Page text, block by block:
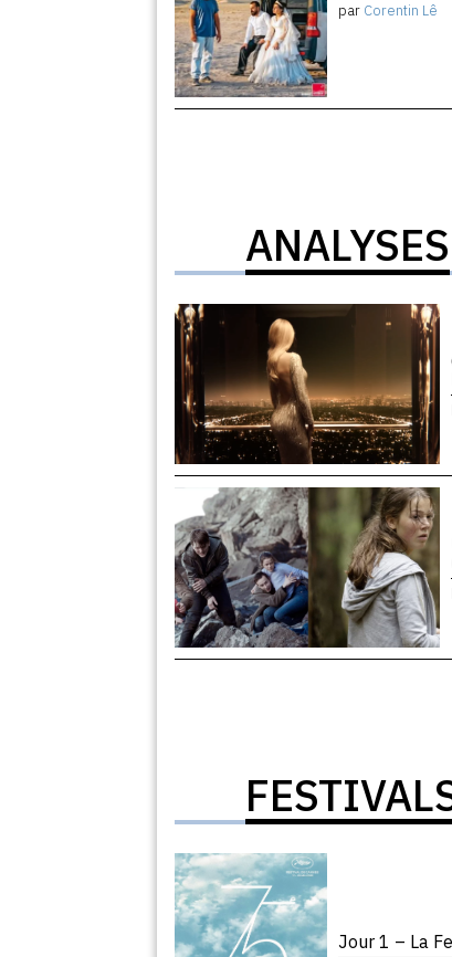
par Corentin Lê
ANALYSES
Jour 1 – La